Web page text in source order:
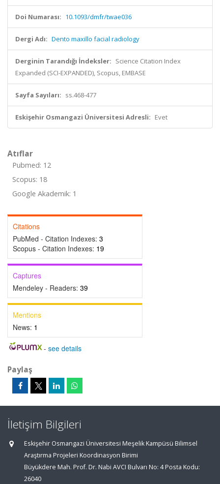
Doi Numarası: 10.1093/dmfr/twae036
Dergi Adı: Dento maxillo facial radiology
Derginin Tarandığı İndeksler: Science Citation Index
Expanded (SCI-EXPANDED), Scopus, EMBASE
Sayfa Sayıları: ss.468-477
Eskişehir Osmangazi Üniversitesi Adresli: Evet
Atıflar
Pubmed: 12
Scopus: 18
Google Akademik: 1
Citations
PubMed - Citation Indexes: 3
Scopus - Citation Indexes: 19
Captures
Mendeley - Readers: 39
Mentions
News: 1
- see details
Paylaş
İletişim Bilgileri
Eskişehir Osmangazi Üniversitesi Meşelik Kampüsü Bilimsel
Araştırma Projeleri Koordinasyon Birimi
Büyükdere Mah. Prof. Dr. Nabi AVCI Bulvarı No: 4 Posta Kodu:
26040